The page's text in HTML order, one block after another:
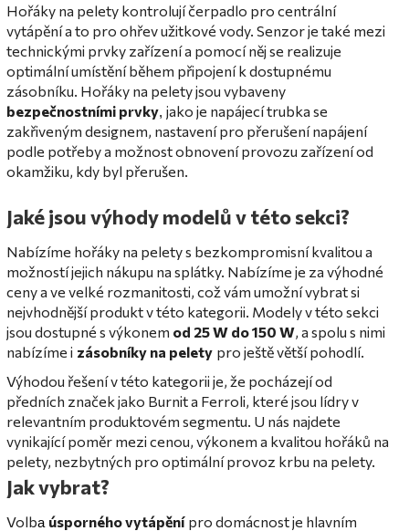
Hořáky na pelety kontrolují čerpadlo pro centrální
vytápění a to pro ohřev užitkové vody. Senzor je také mezi
technickými prvky zařízení a pomocí něj se realizuje
optimální umístění během připojení k dostupnému
zásobníku. Hořáky na pelety jsou vybaveny
bezpečnostními prvky, jako je napájecí trubka se
zakřiveným designem, nastavení pro přerušení napájení
podle potřeby a možnost obnovení provozu zařízení od
okamžiku, kdy byl přerušen.
Jaké jsou výhody modelů v této sekci?
Nabízíme hořáky na pelety s bezkompromisní kvalitou a
možností jejich nákupu na splátky. Nabízíme je za výhodné
ceny a ve velké rozmanitosti, což vám umožní vybrat si
nejvhodnější produkt v této kategorii. Modely v této sekci
jsou dostupné s výkonem od 25 W do 150 W, a spolu s nimi
nabízíme i zásobníky na pelety pro ještě větší pohodlí.
Výhodou řešení v této kategorii je, že pocházejí od
předních značek jako Burnit a Ferroli, které jsou lídry v
relevantním produktovém segmentu. U nás najdete
vynikající poměr mezi cenou, výkonem a kvalitou hořáků na
pelety, nezbytných pro optimální provoz krbu na pelety.
Jak vybrat?
Volba úsporného vytápění pro domácnost je hlavním